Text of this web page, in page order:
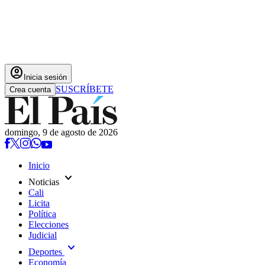
account_circle Inicia sesión
Crea cuenta SUSCRÍBETE
domingo, 9 de agosto de 2026
Inicio
Noticias expand_more
Cali
Licita
Política
Elecciones
Judicial
Deportes expand_more
Economía